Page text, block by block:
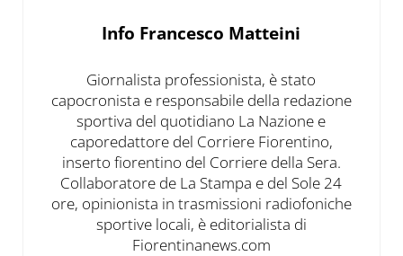
Info Francesco Matteini
Giornalista professionista, è stato
capocronista e responsabile della redazione
sportiva del quotidiano La Nazione e
caporedattore del Corriere Fiorentino,
inserto fiorentino del Corriere della Sera.
Collaboratore de La Stampa e del Sole 24
ore, opinionista in trasmissioni radiofoniche
sportive locali, è editorialista di
Fiorentinanews.com